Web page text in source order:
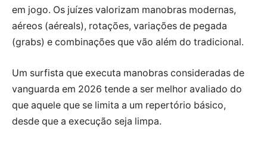
em jogo. Os juízes valorizam manobras modernas,
aéreos (aéreals), rotações, variações de pegada
(grabs) e combinações que vão além do tradicional.
Um surfista que executa manobras consideradas de
vanguarda em 2026 tende a ser melhor avaliado do
que aquele que se limita a um repertório básico,
desde que a execução seja limpa.